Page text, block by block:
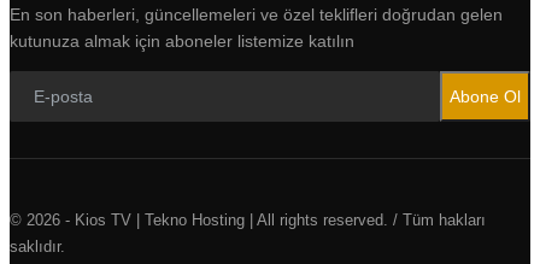
En son haberleri, güncellemeleri ve özel teklifleri doğrudan gelen
kutunuza almak için aboneler listemize katılın
Abone Ol
© 2026 - Kios TV | Tekno Hosting | All rights reserved. / Tüm hakları
saklıdır.